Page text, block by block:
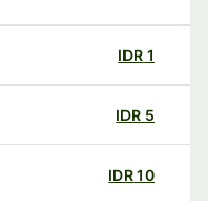
IDR
IDR
IDR